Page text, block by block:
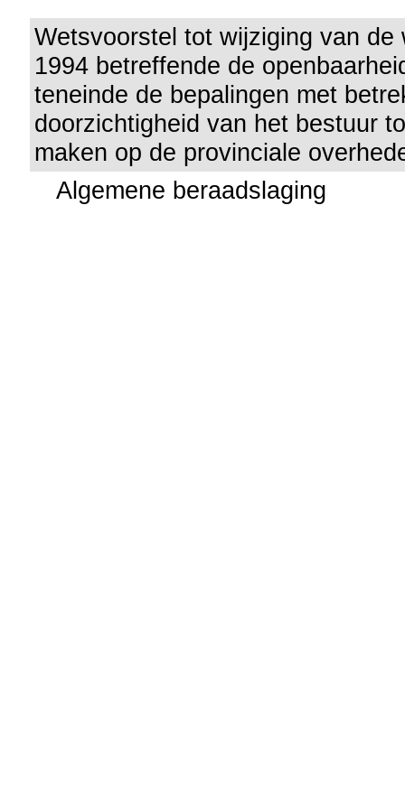
Wetsvoorstel tot wijziging van de
1994 betreffende de
teneinde de bepalingen met
doorzichtigheid van het bestuur
maken op de provinciale
Algemene beraadslaging